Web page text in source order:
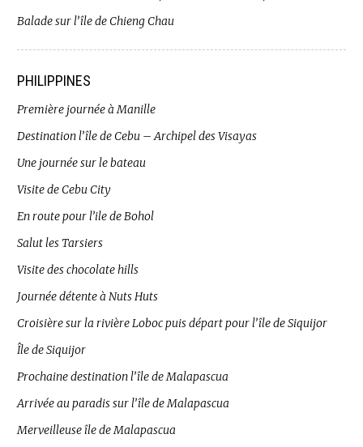
Balade sur l’île de Chieng Chau
PHILIPPINES
Première journée à Manille
Destination l’île de Cebu – Archipel des Visayas
Une journée sur le bateau
Visite de Cebu City
En route pour l’ile de Bohol
Salut les Tarsiers
Visite des chocolate hills
Journée détente à Nuts Huts
Croisière sur la rivière Loboc puis départ pour l’île de Siquijor
Île de Siquijor
Prochaine destination l’île de Malapascua
Arrivée au paradis sur l’île de Malapascua
Merveilleuse île de Malapascua